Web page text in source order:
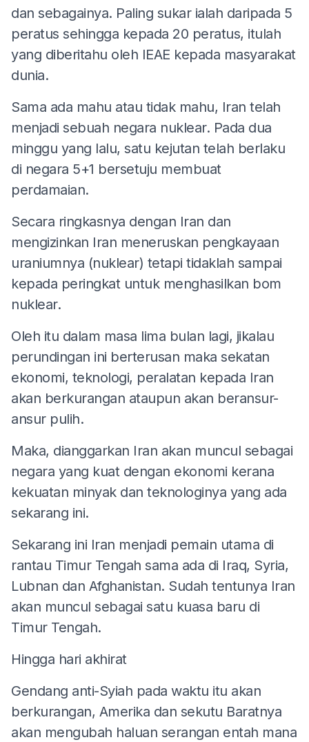
dan sebagainya. Paling sukar ialah daripada 5
peratus sehingga kepada 20 peratus, itulah
yang diberitahu oleh IEAE kepada masyarakat
dunia.
Sama ada mahu atau tidak mahu, Iran telah
menjadi sebuah negara nuklear. Pada dua
minggu yang lalu, satu kejutan telah berlaku
di negara 5+1 bersetuju membuat
perdamaian.
Secara ringkasnya dengan Iran dan
mengizinkan Iran meneruskan pengkayaan
uraniumnya (nuklear) tetapi tidaklah sampai
kepada peringkat untuk menghasilkan bom
nuklear.
Oleh itu dalam masa lima bulan lagi, jikalau
perundingan ini berterusan maka sekatan
ekonomi, teknologi, peralatan kepada Iran
akan berkurangan ataupun akan beransur-
ansur pulih.
Maka, dianggarkan Iran akan muncul sebagai
negara yang kuat dengan ekonomi kerana
kekuatan minyak dan teknologinya yang ada
sekarang ini.
Sekarang ini Iran menjadi pemain utama di
rantau Timur Tengah sama ada di Iraq, Syria,
Lubnan dan Afghanistan. Sudah tentunya Iran
akan muncul sebagai satu kuasa baru di
Timur Tengah.
Hingga hari akhirat
Gendang anti-Syiah pada waktu itu akan
berkurangan, Amerika dan sekutu Baratnya
akan mengubah haluan serangan entah mana